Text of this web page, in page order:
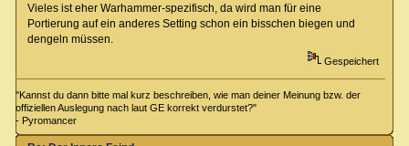
Vieles ist eher Warhammer-spezifisch, da wird man für eine
Portierung auf ein anderes Setting schon ein bisschen biegen und
dengeln müssen.
Gespeichert
"Kannst du dann bitte mal kurz beschreiben, wie man deiner Meinung bzw. der
offiziellen Auslegung nach laut GE korrekt verdurstet?"
- Pyromancer